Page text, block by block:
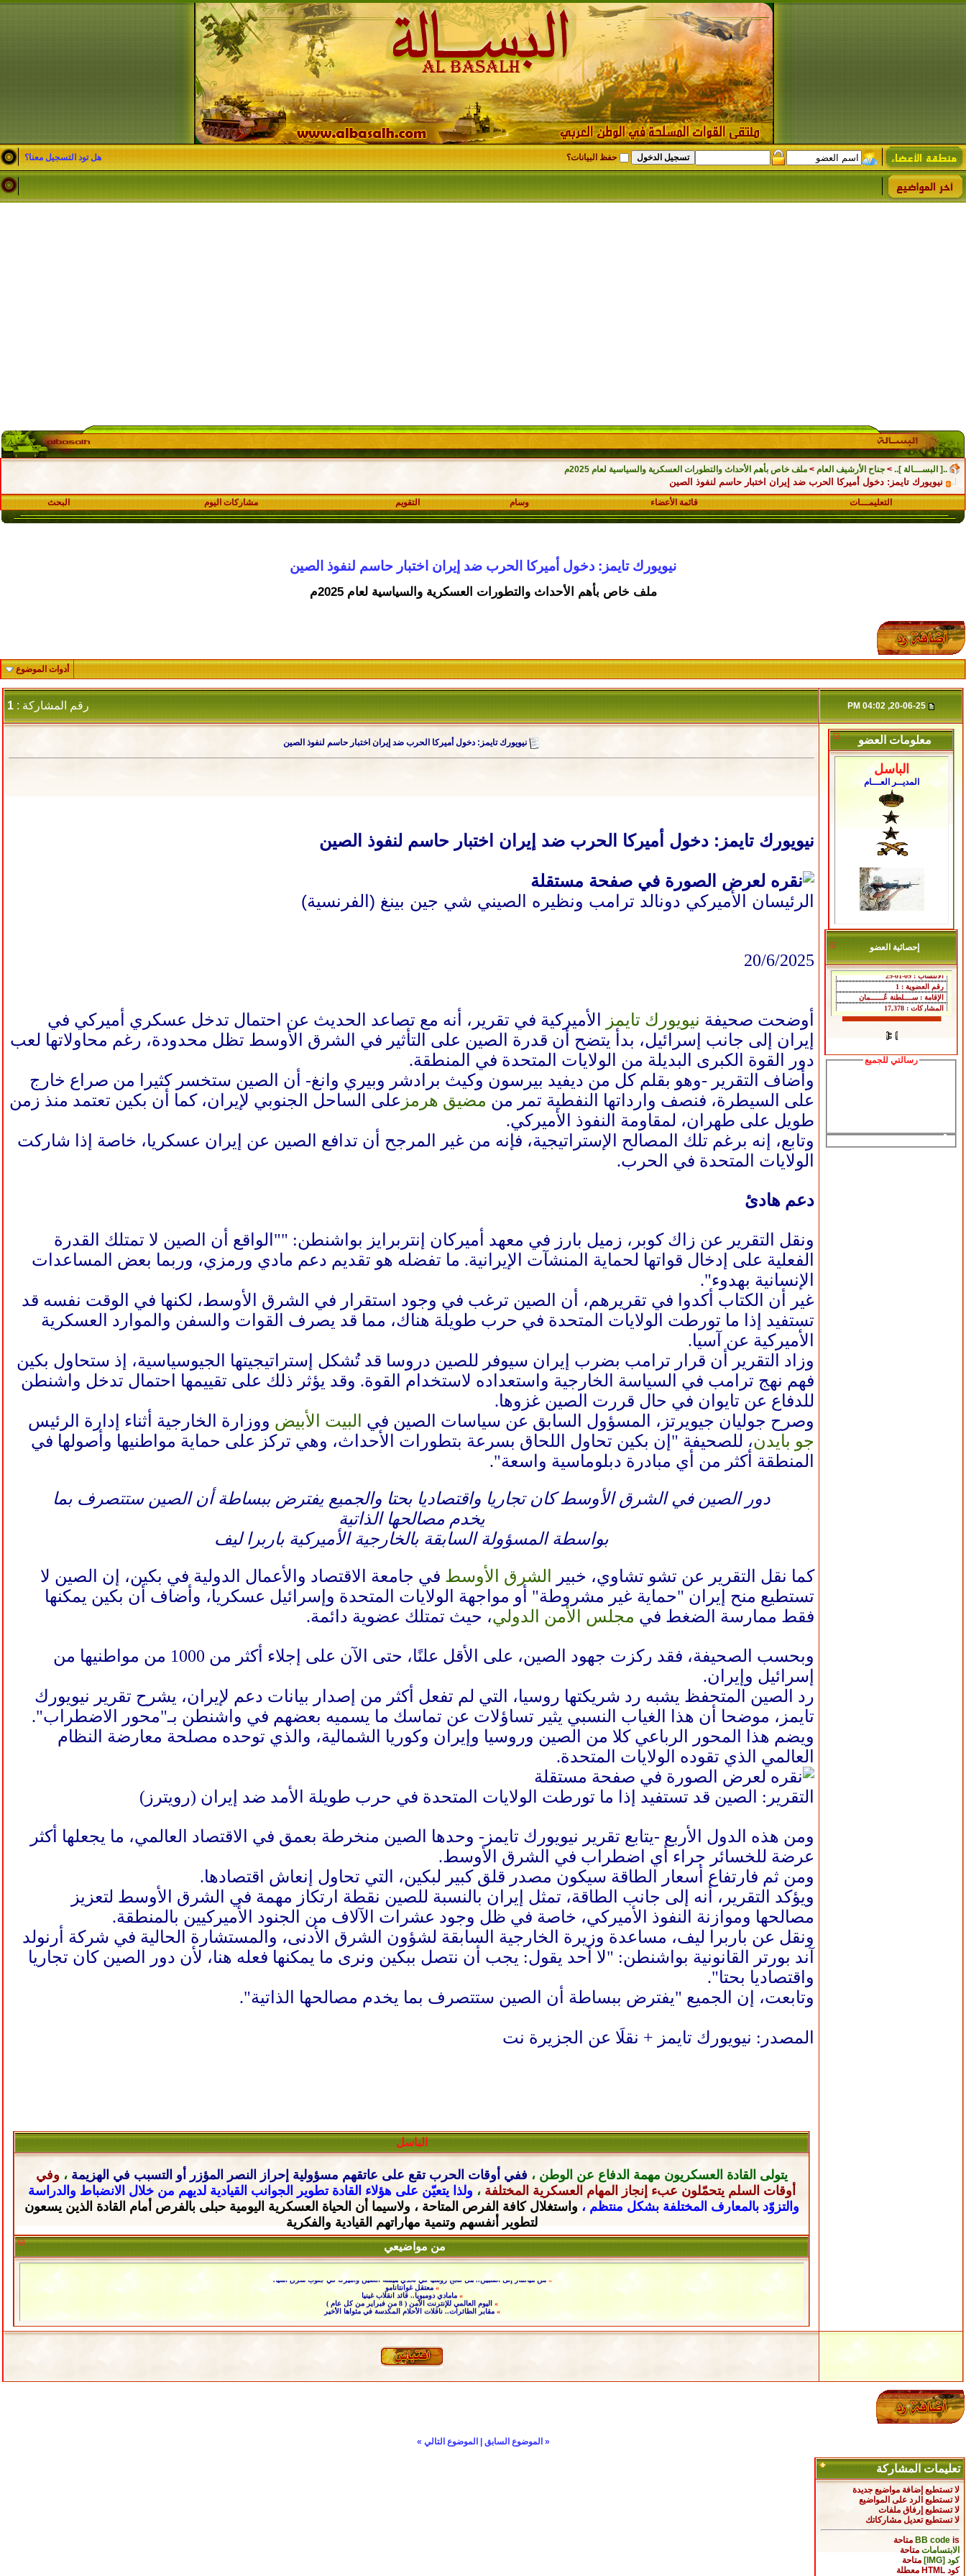
حفظ البيانات؟ هل تود التسجيل معنا؟
..[ البســـالة ].. > جناح الأرشيف العام > ملف خاص بأهم الأحداث والتطورات العسكرية والسياسية لعام 2025م
نيويورك تايمز: دخول أميركا الحرب ضد إيران اختبار حاسم لنفوذ الصين
التعليمـــات قائمة الأعضاء وسام التقويم مشاركات اليوم البحث
نيويورك تايمز: دخول أميركا الحرب ضد إيران اختبار حاسم لنفوذ الصين
ملف خاص بأهم الأحداث والتطورات العسكرية والسياسية لعام 2025م
أدوات الموضوع
20-06-25, 04:02 PM رقم المشاركة : 1
معلومات العضو
الباسل
المديــر العـــام
إحصائية العضو
رسالتي للجميع
نيويورك تايمز: دخول أميركا الحرب ضد إيران اختبار حاسم لنفوذ الصين
نيويورك تايمز: دخول أميركا الحرب ضد إيران اختبار حاسم لنفوذ الصين
الرئيسان الأميركي دونالد ترامب ونظيره الصيني شي جين بينغ (الفرنسية)
20/6/2025
أوضحت صحيفة نيويورك تايمز
الأميركية في تقرير، أنه مع تصاعد الحديث عن احتمال تدخل عسكري أميركي في
إيران إلى جانب إسرائيل، بدأ يتضح أن قدرة الصين على التأثير في الشرق الأوسط تظل محدودة، رغم محاولاتها لعب
دور القوة الكبرى البديلة من الولايات المتحدة في المنطقة.
وأضاف التقرير -وهو بقلم كل من ديفيد بيرسون وكيث برادشر وبيري وانغ- أن الصين ستخسر كثيرا من صراع خارج
على السيطرة، فنصف وارداتها النفطية تمر من مضيق هرمز على الساحل الجنوبي لإيران، كما أن بكين تعتمد منذ زمن
طويل على طهران، لمقاومة النفوذ الأميركي.
وتابع، إنه برغم تلك المصالح الإستراتيجية، فإنه من غير المرجح أن تدافع الصين عن إيران عسكريا، خاصة إذا شاركت
الولايات المتحدة في الحرب.
دعم هادئ
ونقل التقرير عن زاك كوبر، زميل بارز في معهد أميركان إنتربرايز بواشنطن: ""الواقع أن الصين لا تمتلك القدرة
الفعلية على إدخال قواتها لحماية المنشآت الإيرانية. ما تفضله هو تقديم دعم مادي ورمزي، وربما بعض المساعدات
الإنسانية بهدوء".
غير أن الكتاب أكدوا في تقريرهم، أن الصين ترغب في وجود استقرار في الشرق الأوسط، لكنها في الوقت نفسه قد
تستفيد إذا ما تورطت الولايات المتحدة في حرب طويلة هناك، مما قد يصرف القوات والسفن والموارد العسكرية
الأميركية عن آسيا.
وزاد التقرير أن قرار ترامب بضرب إيران سيوفر للصين دروسا قد تُشكل إستراتيجيتها الجيوسياسية، إذ ستحاول بكين
فهم نهج ترامب في السياسة الخارجية واستعداده لاستخدام القوة. وقد يؤثر ذلك على تقييمها احتمال تدخل واشنطن
للدفاع عن تايوان في حال قررت الصين غزوها.
وصرح جوليان جيويرتز، المسؤول السابق عن سياسات الصين في
البيت الأبيض ووزارة الخارجية أثناء إدارة الرئيس
جو بايدن، للصحيفة "إن بكين تحاول اللحاق بسرعة بتطورات الأحداث، وهي تركز على حماية مواطنيها وأصولها في
المنطقة أكثر من أي مبادرة دبلوماسية واسعة".
دور الصين في الشرق الأوسط كان تجاريا واقتصاديا بحتا والجميع يفترض ببساطة أن الصين ستتصرف بما
يخدم مصالحها الذاتية
بواسطة المسؤولة السابقة بالخارجية الأميركية باربرا ليف
كما نقل التقرير عن تشو تشاوي، خبير
الشرق الأوسط في جامعة الاقتصاد والأعمال الدولية في بكين، إن الصين لا
تستطيع منح إيران "حماية غير مشروطة" أو مواجهة الولايات المتحدة وإسرائيل عسكريا، وأضاف أن بكين يمكنها
فقط ممارسة الضغط في مجلس الأمن الدولي، حيث تمتلك عضوية دائمة.
وبحسب الصحيفة، فقد ركزت جهود الصين، على الأقل علنًا، حتى الآن على إجلاء أكثر من 1000 من مواطنيها من
إسرائيل وإيران.
رد الصين المتحفظ يشبه رد شريكتها روسيا، التي لم تفعل أكثر من إصدار بيانات دعم لإيران، يشرح تقرير نيويورك
تايمز، موضحا أن هذا الغياب النسبي يثير تساؤلات عن تماسك ما يسميه بعضهم في واشنطن بـ"محور الاضطراب".
ويضم هذا المحور الرباعي كلا من الصين وروسيا وإيران وكوريا الشمالية، والذي توحده مصلحة معارضة النظام
العالمي الذي تقوده الولايات المتحدة.
التقرير: الصين قد تستفيد إذا ما تورطت الولايات المتحدة في حرب طويلة الأمد ضد إيران (رويترز)
ومن هذه الدول الأربع -يتابع تقرير نيويورك تايمز- وحدها الصين منخرطة بعمق في الاقتصاد العالمي، ما يجعلها أكثر
عرضة للخسائر جراء أي اضطراب في الشرق الأوسط.
ومن ثم فارتفاع أسعار الطاقة سيكون مصدر قلق كبير لبكين، التي تحاول إنعاش اقتصادها.
ويؤكد التقرير، أنه إلى جانب الطاقة، تمثل إيران بالنسبة للصين نقطة ارتكاز مهمة في الشرق الأوسط لتعزيز
مصالحها وموازنة النفوذ الأميركي، خاصة في ظل وجود عشرات الآلاف من الجنود الأميركيين بالمنطقة.
ونقل عن باربرا ليف، مساعدة وزيرة الخارجية السابقة لشؤون الشرق الأدنى، والمستشارة الحالية في شركة أرنولد
آند بورتر القانونية بواشنطن: "لا أحد يقول: يجب أن نتصل ببكين ونرى ما يمكنها فعله هنا، لأن دور الصين كان تجاريا
واقتصاديا بحتا".
وتابعت، إن الجميع "يفترض ببساطة أن الصين ستتصرف بما يخدم مصالحها الذاتية".
المصدر: نيويورك تايمز + نقلَا عن الجزيرة نت
الباسل
يتولى القادة العسكريون مهمة الدفاع عن الوطن ، ففي أوقات الحرب تقع على عاتقهم مسؤولية إحراز النصر المؤزر أو التسبب في الهزيمة ، وفي
أوقات السلم يتحمّلون عبء إنجاز المهام العسكرية المختلفة ، ولذا يتعيّن على هؤلاء القادة تطوير الجوانب القيادية لديهم من خلال الانضباط والدراسة
والتزوّد بالمعارف المختلفة بشكل منتظم ، واستغلال كافة الفرص المتاحة ، ولاسيما أن الحياة العسكرية اليومية حبلى بالفرص أمام القادة الذين يسعون
لتطوير أنفسهم وتنمية مهاراتهم القيادية والفكرية
من مواضيعي
من ميانمار إلى الفلبين.. هل تنجح روسيا في تحدي هيمنة الصين وأميركا في جنوب شرق آسيا؟
»معتقل غوانتانامو
مامادي دومبويا.. قائد انقلاب غينيا
اليوم العالمي للإنترنت الآمن ( 8 من فبراير من كل عام )
» مقابر الطائرات.. ناقلات الأحلام المكدسة في مثواها الأخير
« الموضوع السابق الموضوع التالي »
تعليمات المشاركة
لا تستطيع إضافة مواضيع جديدة
لا تستطيع الرد على المواضيع
لا تستطيع إرفاق ملفات
لا تستطيعتعديل مشاركاتك
BB codeis
متاحة
الابتسامات متاحة
كود [IMG]
متاحة
كود HTML
معطلة